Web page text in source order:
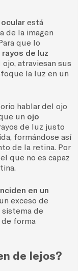
está
de la imagen
que lo
rayos de luz
ojo, atraviesan sus
la luz en un
hablar del ojo
un ojo
de luz justo
formándose así
de la retina. Por
que no es capaz
en un
exceso de
de
forma
de lejos?